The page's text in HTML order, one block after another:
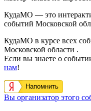
КудаМО — это
событий Московской
КудаМО в курсе всех
Московской области .
Если вы знаете о
нам!
Напомнить
Вы организатор этого